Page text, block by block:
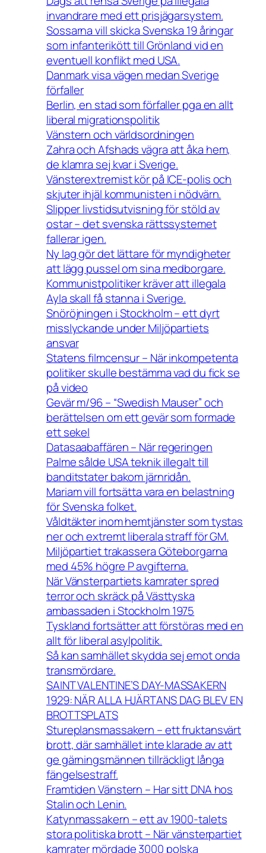
invandrare med ett prisjägarsystem.
Sossarna vill skicka Svenska 19 åringar
som infanterikött till Grönland vid en
eventuell konflikt med USA.
Danmark visa vägen medan Sverige
förfaller
Berlin, en stad som förfaller pga en allt
liberal migrationspolitik
Vänstern och världsordningen
Zahra och Afshads vägra att åka hem,
de klamra sej kvar i Sverige.
Vänsterextremist kör på ICE-polis och
skjuter ihjäl kommunisten i nödvärn.
Slipper livstidsutvisning för stöld av
ostar – det svenska rättssystemet
fallerar igen.
Ny lag gör det lättare för myndigheter
att lägg pussel om sina medborgare.
Kommunistpolitiker kräver att illegala
Ayla skall få stanna i Sverige.
Snöröjningen i Stockholm – ett dyrt
misslyckande under Miljöpartiets
ansvar
Statens filmcensur – När inkompetenta
politiker skulle bestämma vad du fick se
på video
Gevär m/96 – “Swedish Mauser” och
berättelsen om ett gevär som formade
ett sekel
Datasaabaffären – När regeringen
Palme sålde USA teknik illegalt till
banditstater bakom järnridån.
Mariam vill fortsätta vara en belastning
för Svenska folket.
Våldtäkter inom hemtjänster som tystas
ner och extremt liberala straff för GM.
Miljöpartiet trakassera Göteborgarna
med 45% högre P avgifterna.
När Vänsterpartiets kamrater spred
terror och skräck på Västtyska
ambassaden i Stockholm 1975
Tyskland fortsätter att förstöras med en
allt för liberal asylpolitik.
Så kan samhället skydda sej emot onda
transmördare.
SAINT VALENTINE’S DAY-MASSAKERN
1929: NÄR ALLA HJÄRTANS DAG BLEV EN
BROTTSPLATS
Stureplansmassakern – ett fruktansvärt
brott, där samhället inte klarade av att
ge gärningsmännen tillräckligt långa
fängelsestraff.
Framtiden Vänstern – Har sitt DNA hos
Stalin och Lenin.
Katynmassakern – ett av 1900-talets
stora politiska brott – När vänsterpartiet
kamrater mördade 3000 polska